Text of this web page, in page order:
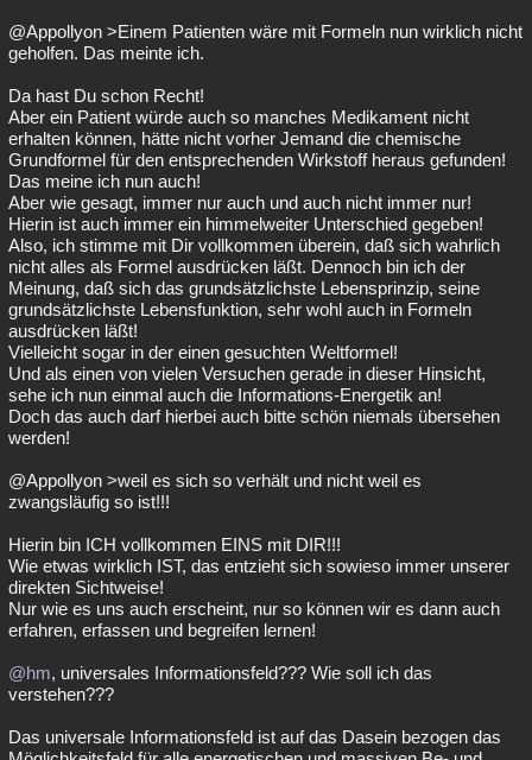
@Appollyon >Einem Patienten wäre mit Formeln nun wirklich nicht
geholfen. Das meinte ich.
Da hast Du schon Recht!
Aber ein Patient würde auch so manches Medikament nicht
erhalten können, hätte nicht vorher Jemand die chemische
Grundformel für den entsprechenden Wirkstoff heraus gefunden!
Das meine ich nun auch!
Aber wie gesagt, immer nur auch und auch nicht immer nur!
Hierin ist auch immer ein himmelweiter Unterschied gegeben!
Also, ich stimme mit Dir vollkommen überein, daß sich wahrlich
nicht alles als Formel ausdrücken läßt. Dennoch bin ich der
Meinung, daß sich das grundsätzlichste Lebensprinzip, seine
grundsätzlichste Lebensfunktion, sehr wohl auch in Formeln
ausdrücken läßt!
Vielleicht sogar in der einen gesuchten Weltformel!
Und als einen von vielen Versuchen gerade in dieser Hinsicht,
sehe ich nun einmal auch die Informations-Energetik an!
Doch das auch darf hierbei auch bitte schön niemals übersehen
werden!
@Appollyon >weil es sich so verhält und nicht weil es
zwangsläufig so ist!!!
Hierin bin ICH vollkommen EINS mit DIR!!!
Wie etwas wirklich IST, das entzieht sich sowieso immer unserer
direkten Sichtweise!
Nur wie es uns auch erscheint, nur so können wir es dann auch
erfahren, erfassen und begreifen lernen!
@hm, universales Informationsfeld??? Wie soll ich das
verstehen???
Das universale Informationsfeld ist auf das Dasein bezogen das